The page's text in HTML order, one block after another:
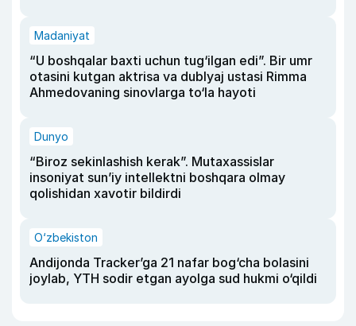
Madaniyat
“U boshqalar baxti uchun tug‘ilgan edi”. Bir umr
otasini kutgan aktrisa va dublyaj ustasi Rimma
Ahmedovaning sinovlarga to‘la hayoti
Dunyo
“Biroz sekinlashish kerak”. Mutaxassislar
insoniyat sun’iy intellektni boshqara olmay
qolishidan xavotir bildirdi
O‘zbekiston
Andijonda Tracker’ga 21 nafar bog‘cha bolasini
joylab, YTH sodir etgan ayolga sud hukmi o‘qildi